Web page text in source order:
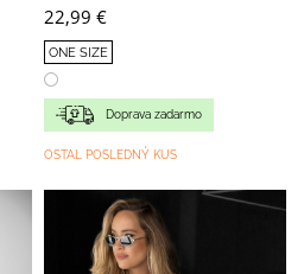
22,99 €
ONE SIZE
Doprava zadarmo
OSTAL POSLEDNÝ KUS